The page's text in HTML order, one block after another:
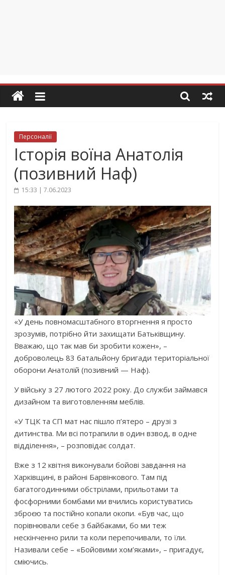
Персоналії
Історія воїна Анатолія
(позивний Наф)
15:33 | 7.06.2023
«У день повномасштабного вторгнення я просто
зрозумів, потрібно йти захищати Батьківщину.
Вважаю, що так мав би зробити кожен», –
доброволець 83 батальйону бригади територіальної
оборони Анатолій (позивний — Наф).
У війську з 27 лютого 2022 року. До служби займався
дизайном та виготовленням меблів.
«У ТЦК та СП мат нас пішло п’ятеро – друзі з
дитинства. Ми всі потрапили в один взвод, в одне
відділення», – розповідає солдат.
Вже з 12 квітня виконували бойові завдання на
Харківщині, в районі Барвінкового. Там під
багатогодинними обстрілами, прильотами та
фосфорними бомбами ми вчились користуватись
зброєю та постійно копали окопи. «Був час, що
порівнювали себе з байбаками, бо ми теж
нескінченно рили та коли перепочивали, то їли.
Називали себе – «Бойовими хом’яками», – пригадує,
сміючись.